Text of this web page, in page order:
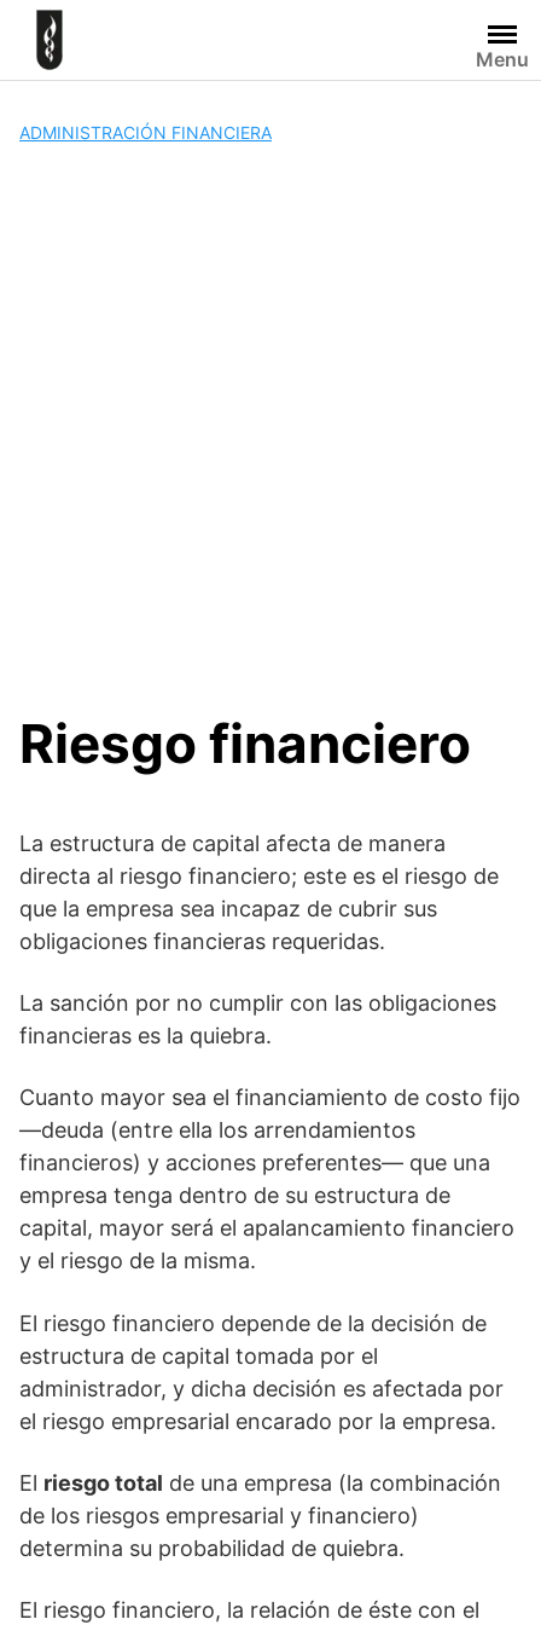
Skip
content
Menu
ADMINISTRACIÓN FINANCIERA
Riesgo financiero
La estructura de capital afecta de manera
directa al riesgo financiero; este es el riesgo de
que la empresa sea incapaz de cubrir sus
obligaciones financieras requeridas.
La sanción por no cumplir con las obligaciones
financieras es la quiebra.
Cuanto mayor sea el financiamiento de costo fijo
—deuda (entre ella los arrendamientos
financieros) y acciones preferentes— que una
empresa tenga dentro de su estructura de
capital, mayor será el apalancamiento financiero
y el riesgo de la misma.
El riesgo financiero depende de la decisión de
estructura de capital tomada por el
administrador, y dicha decisión es afectada por
el riesgo empresarial encarado por la empresa.
El riesgo total de una empresa (la combinación
de los riesgos empresarial y financiero)
determina su probabilidad de quiebra.
El riesgo financiero, la relación de éste con el